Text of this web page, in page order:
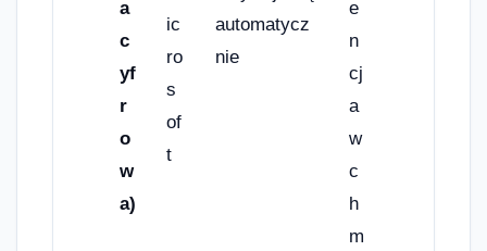
a
c
yf
r
o
w
a)
ic
ro
s
of
t
automatycz
nie
e
n
cj
a
w
c
h
m